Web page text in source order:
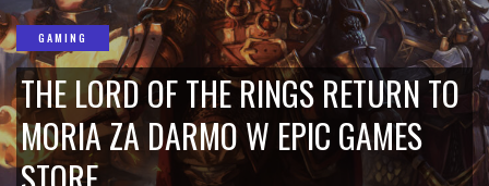
GAMING
THE LORD OF THE RINGS RETURN TO
MORIA ZA DARMO W EPIC GAMES